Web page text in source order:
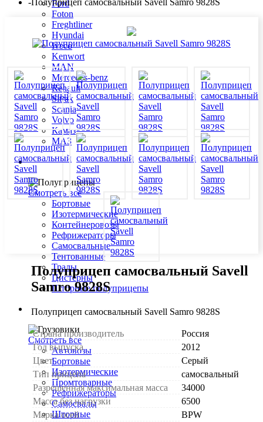
Ford
Foton
Freghtliner
Hyundai
Iveco
Kenwort
MAN
Mercedes-benz
Renault
Sitrak
Scania
Volvo
Камаз
МАЗ
Полуприцепы
Смотреть все
Бортовые
Изотермические
Контейнеровозы
Рефрижераторы
Самосвальные
Тентованные
Тралы
Цистерны
Шторные полуприцепы
Грузовики
Смотреть все
Автовозы
Бортовые
Изотермические
Промтоварные
Рефрижераторы
Самосвалы
Шторные
-Полуприцеп самосвальный Savell Samro 9828S
Полуприцеп самосвальный Savell
Samro 9828S
Полуприцеп самосвальный Savell Samro 9828S
Страна производитель
Россия
Год выпуска
2012
Цвет
Серый
Тип прицепа
самосвальный
Разрешенная максимальная масса
34000
Масса без нагрузки
6500
Марка осей
BPW